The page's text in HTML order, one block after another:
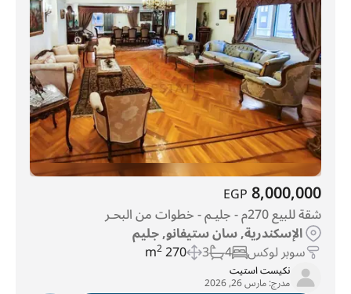
8,000,000
EGP
شقة للبيع 270م - جليـم - خطوات من البحـر
الإسكندرية, سان ستيفانو, جليم
سوبر لوكس 4
3
270 m
2
نكيست استيت
مدرج:مارس 26, 2026